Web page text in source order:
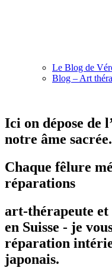
Le Blog de
Blog – Art
Ici on dépose de
notre âme sacrée.
Chaque fêlure
réparations
art-thérapeute
en Suisse - je
réparation
japonais.